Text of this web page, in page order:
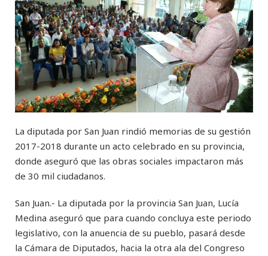
La diputada por San Juan rindió memorias de su gestión
2017-2018 durante un acto celebrado en su provincia,
donde aseguró que las obras sociales impactaron más
de 30 mil ciudadanos.
San Juan.- La diputada por la provincia San Juan, Lucía
Medina aseguró que para cuando concluya este periodo
legislativo, con la anuencia de su pueblo, pasará desde
la Cámara de Diputados, hacia la otra ala del Congreso